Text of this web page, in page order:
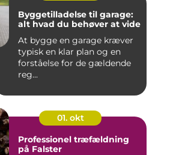
Byggetilladelse til garage:
alt hvad du behøver at vide
At bygge en garage kræver
typisk en klar plan og en
forståelse for de gældende
reg...
01. okt
Professionel træfældning
på Falster